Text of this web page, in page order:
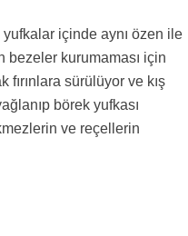
içinde aynı özen ile
bezeler kurumaması için
fırınlara sürülüyor ve kış
börek yufkası
ve reçellerin